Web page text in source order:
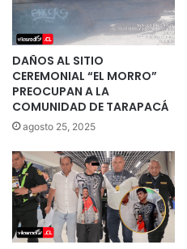
DAÑOS AL SITIO
CEREMONIAL “EL MORRO”
PREOCUPAN A LA
COMUNIDAD DE TARAPACÁ
agosto 25, 2025